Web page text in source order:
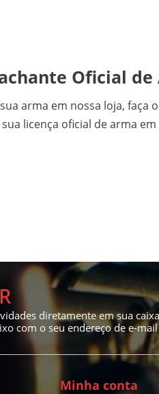
Oficial de
arma em nossa loja, faça
licença oficial de arma
diretamente em sua
com o seu endereço de e-
Minha conta